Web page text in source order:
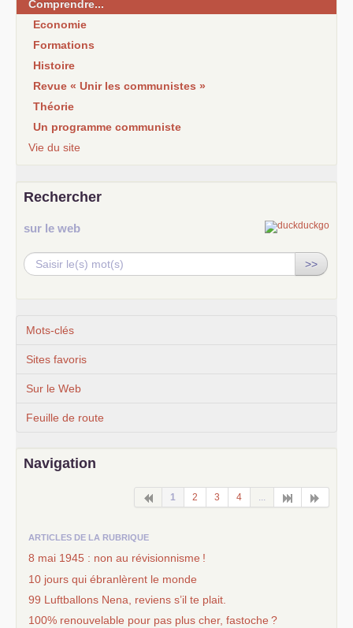
Comprendre...
Economie
Formations
Histoire
Revue « Unir les communistes »
Théorie
Un programme communiste
Vie du site
Rechercher
sur le web
>>
Mots-clés
Sites favoris
Sur le Web
Feuille de route
Navigation
1 2 3 4 ...
ARTICLES DE LA RUBRIQUE
8 mai 1945 : non au révisionnisme !
10 jours qui ébranlèrent le monde
99 Luftballons Nena, reviens s’il te plait.
100% renouvelable pour pas plus cher, fastoche ?